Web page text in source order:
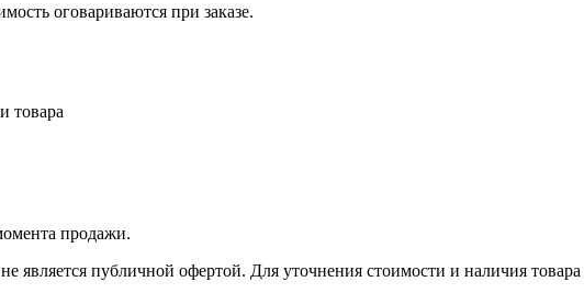
оговариваются при заказе.
товара
продажи.
является публичной офертой. Для уточнения стоимости и наличия